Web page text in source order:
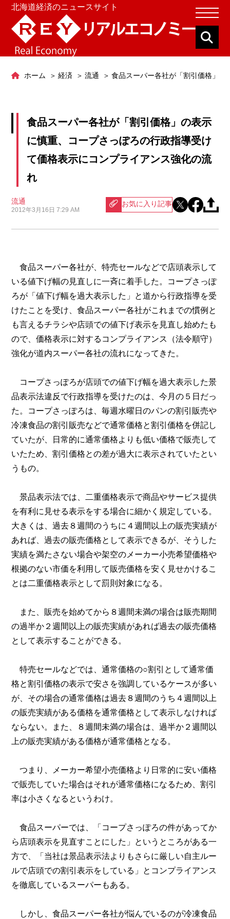
北海道経済のニュースサイト
ホーム 経済 流通 食品スーパー各社が「割引価格」
食品スーパー各社が「割引価格」の表示
に慎重、コープさっぽろの行政指導受け
て価格表示にコンプライアンス強化の流
れ
流通
2012年3月16日 7:29 AM
お気に入り記事
食品スーパー各社が、特売セールなどで店頭表示して
いる値下げ幅の見直しに一斉に着手した。コープさっぽ
ろが「値下げ幅を過大表示した」と道から行政指導を受
けたことを受け、食品スーパー各社がこれまでの慣例と
も言えるチラシや店頭での値下げ表示を見直し始めたも
ので、価格表示に対するコンプライアンス（法令順守）
強化が道内スーパー各社の流れになってきた。
コープさっぽろが店頭での値下げ幅を過大表示した景
品表示法違反で行政指導を受けたのは、今月の５日だっ
た。コープさっぽろは、毎週水曜日のパンの割引販売や
冷凍食品の割引販売などで通常価格と割引価格を併記し
ていたが、日常的に通常価格よりも低い価格で販売して
いたため、割引価格との差が過大に表示されていたとい
うもの。
景品表示法では、二重価格表示で商品やサービス提供
を有利に見せる表示をする場合に細かく規定している。
大きくは、過去８週間のうちに４週間以上の販売実績が
あれば、過去の販売価格として表示できるが、そうした
実績を満たさない場合や架空のメーカー小売希望価格や
根拠のない市価を利用して販売価格を安く見せかけるこ
とは二重価格表示として罰則対象になる。
また、販売を始めてから８週間未満の場合は販売期間
の過半か２週間以上の販売実績があれば過去の販売価格
として表示することができる。
特売セールなどでは、通常価格の○割引として通常価
格と割引価格の表示で安さを強調しているケースが多い
が、その場合の通常価格は過去８週間のうち４週間以上
の販売実績がある価格を通常価格として表示しなければ
ならない。また、８週間未満の場合は、過半か２週間以
上の販売実績がある価格が通常価格となる。
つまり、メーカー希望小売価格より日常的に安い価格
で販売していた場合はそれが通常価格になるため、割引
率は小さくなるというわけ。
食品スーパーでは、「コープさっぽろの件があってか
ら店頭表示を見直すことにした」というところがある一
方で、「当社は景品表示法よりもさらに厳しい自主ルー
ルで店頭での割引表示をしている」とコンプライアンス
を徹底しているスーパーもある。
しかし、食品スーパー各社が悩んでいるのが冷凍食品